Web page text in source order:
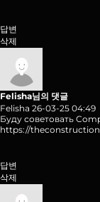
답변
삭제
Felisha님의 댓글
Felisha 26-03-25 04:49
Буду советовать
https://
답변
삭제